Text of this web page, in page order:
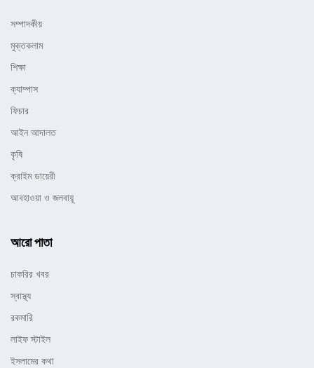
সম্পাদকীয়
মুক্তকলাম
শিক্ষা
ক্যাম্পাস
ফিচার
আইন আদালত
কৃষি
ক্রাইম ডায়েরী
আবহাওয়া ও জলবায়ূ
আরো পাতা
চাকরির খবর
স্বাস্থ্য
রকমারি
লাইফ স্টাইল
ইসলামের কথা